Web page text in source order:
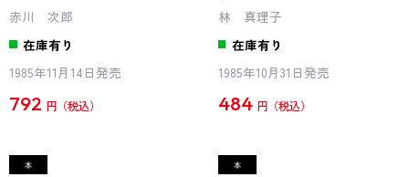
赤川 次郎
在庫有り
1985年11月14日発売
792 円
林 真理子
在庫有り
1985年10月31日発売
484 円